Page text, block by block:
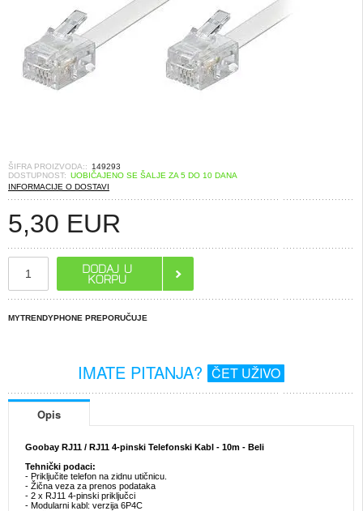
ŠIFRA PROIZVODA::
149293
DOSTUPNOST: UOBIČAJENO SE ŠALJE ZA 5 DO 10 DANA
INFORMACIJE O DOSTAVI
5,30 EUR
MYTRENDYPHONE PREPORUČUJE
IMATE PITANJA? ČET UŽIVO
Opis
Goobay RJ11 / RJ11 4-pinski Telefonski Kabl - 10m - Beli
Tehnički podaci:
- Priključite telefon na zidnu utičnicu.
- Žična veza za prenos podataka
- 2 x RJ11 4-pinski priključci
- Modularni kabl: verzija 6P4C